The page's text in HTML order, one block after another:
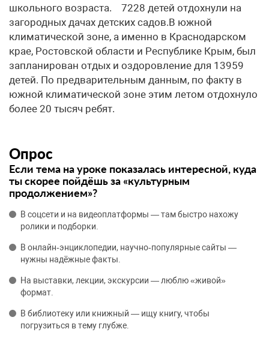
школьного возраста. 7228 детей отдохнули на
загородных дачах детских садов.В южной
климатической зоне, а именно в Краснодарском
крае, Ростовской области и Республике Крым, был
запланирован отдых и оздоровление для 13959
детей. По предварительным данным, по факту в
южной климатической зоне этим летом отдохнуло
более 20 тысяч ребят.
Опрос
Если тема на уроке показалась интересной, куда
ты скорее пойдёшь за «культурным
продолжением»?
В соцсети и на видеоплатформы — там быстро нахожу
ролики и подборки.
В онлайн‑энциклопедии, научно‑популярные сайты —
нужны надёжные факты.
На выставки, лекции, экскурсии — люблю «живой»
формат.
В библиотеку или книжный — ищу книгу, чтобы
погрузиться в тему глубже.